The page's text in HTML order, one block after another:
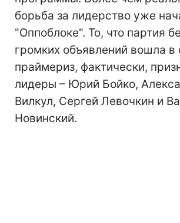
борьба за лидерство уже
"Оппоблоке". То, что партия
громких объявлений вошла в
праймериз, фактически,
лидеры – Юрий Бойко,
Вилкул, Сергей Левочкин и
Новинский.